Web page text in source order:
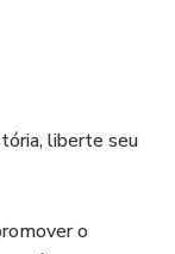
liberte seu
o